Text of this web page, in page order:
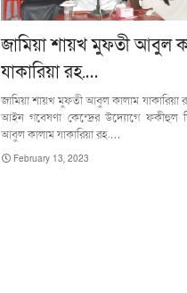
জামিয়া শায়খ মুফতী আবুল
যাকারিয়া রহ.…
জামিয়া শায়খ মুফতী আবুল কালাম যাকারিয়া
আইন গবেষণা কেন্দ্রের উদ্যোগে ফকীহুল
আবুল কালাম যাকারিয়া রহ.…
February 13, 2023